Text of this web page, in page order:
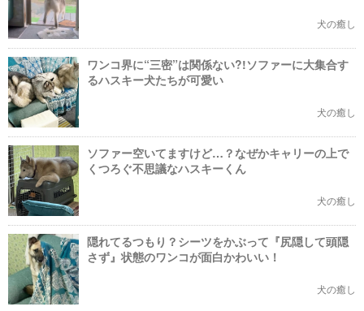
犬の癒し
ワンコ界に“三密”は関係ない?!ソファーに大集合す
るハスキー犬たちが可愛い
犬の癒し
ソファー空いてますけど…？なぜかキャリーの上で
くつろぐ不思議なハスキーくん
犬の癒し
隠れてるつもり？シーツをかぶって『尻隠して頭隠
さず』状態のワンコが面白かわいい！
犬の癒し